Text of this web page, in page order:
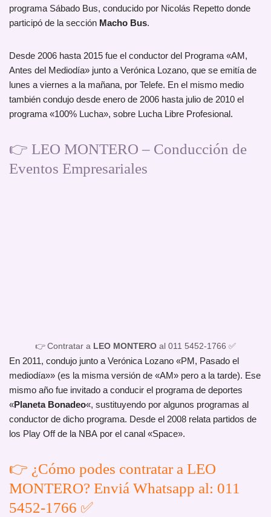
programa Sábado Bus, conducido por Nicolás Repetto donde
participó de la sección Macho Bus.
Desde 2006 hasta 2015 fue el conductor del Programa «AM,
Antes del Mediodía» junto a Verónica Lozano, que se emitía de
lunes a viernes a la mañana, por Telefe. En el mismo medio
también condujo desde enero de 2006 hasta julio de 2010 el
programa «100% Lucha», sobre Lucha Libre Profesional.
👉 LEO MONTERO – Conducción de
Eventos Empresariales
👉 Contratar a LEO MONTERO al 011 5452-1766 ✅
En 2011, condujo junto a Verónica Lozano «PM, Pasado el
mediodía»» (es la misma versión de «AM» pero a la tarde). Ese
mismo año fue invitado a conducir el programa de deportes
«Planeta Bonadeo«, sustituyendo por algunos programas al
conductor de dicho programa. Desde el 2008 relata partidos de
los Play Off de la NBA por el canal «Space».
👉 ¿Cómo podes contratar a LEO
MONTERO? Enviá Whatsapp al: 011
5452-1766 ✅